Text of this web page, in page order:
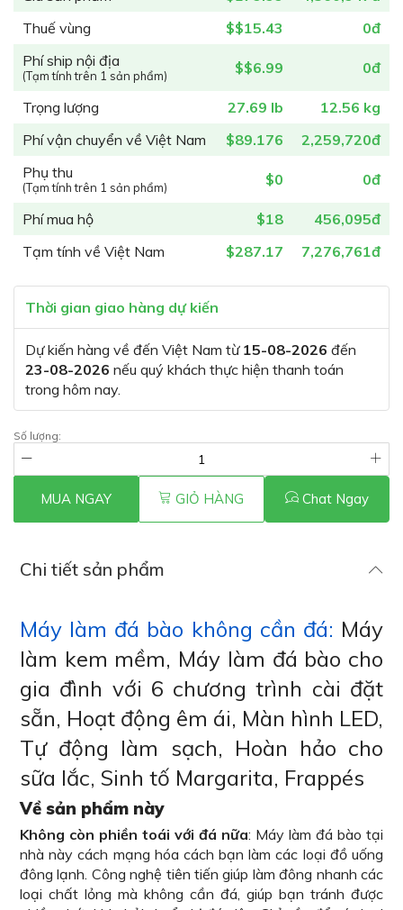
Thuế vùng
$$15.43
0đ
Phí ship nội địa
(Tạm tính trên 1 sản phẩm) $$6.99 0đ
Trọng lượng 27.69 lb
12.56 kg
Phí vận chuyển về Việt Nam
$89.176
2,259,720đ
Phụ thu
(Tạm tính trên 1 sản phẩm) $0 0đ
Phí mua hộ $18
456,095đ
Tạm tính về Việt Nam
$287.17 7,276,761đ
Thời gian giao hàng dự kiến
Dự kiến hàng về đến Việt Nam từ 15-08-2026 đến
23-08-2026 nếu quý khách thực hiện thanh toán
trong hôm nay.
Số lượng:
MUA NGAY GIỎ HÀNG Chat Ngay
Chi tiết sản phẩm
Máy làm đá bào không cần đá: Máy
làm kem mềm, Máy làm đá bào cho
gia đình với 6 chương trình cài đặt
sẵn, Hoạt động êm ái, Màn hình LED,
Tự động làm sạch, Hoàn hảo cho
sữa lắc, Sinh tố Margarita, Frappés
Về sản phẩm này
Không còn phiền toái với đá nữa: Máy làm đá bào tại
nhà này cách mạng hóa cách bạn làm các loại đồ uống
đông lạnh. Công nghệ tiên tiến giúp làm đông nhanh các
loại chất lỏng mà không cần đá, giúp bạn tránh được